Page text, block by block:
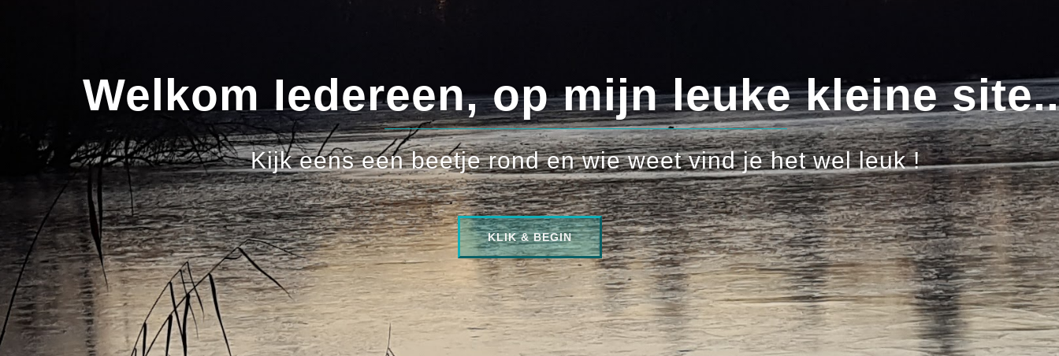
Welkom Iedereen, op mijn leuke kleine site...!
Kijk eens een beetje rond en wie weet vind je het wel leuk !
KLIK & BEGIN